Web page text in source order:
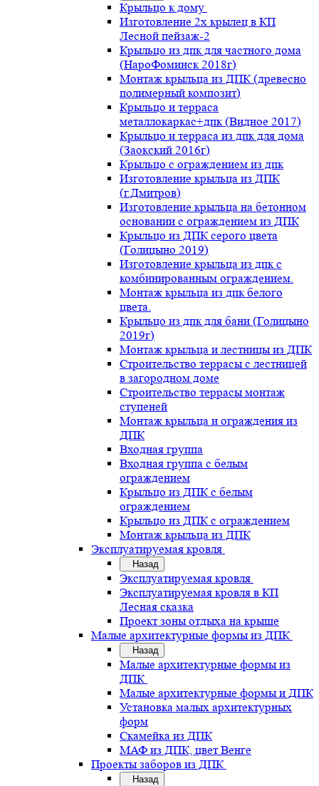
Крыльцо к дому
Изготовление 2х крылец в КП
Лесной пейзаж-2
Крыльцо из дпк для частного дома
(НароФоминск 2018г)
Монтаж крыльца из ДПК (древесно
полимерный композит)
Крыльцо и терраса
металлокаркас+дпк (Видное 2017)
Крыльцо и терраса из дпк для дома
(Заокский 2016г)
Крыльцо с ограждением из дпк
Изготовление крыльца из ДПК
(г.Дмитров)
Изготовление крыльца на бетонном
основании с ограждением из ДПК
Крыльцо из ДПК серого цвета
(Голицыно 2019)
Изготовление крыльца из дпк с
комбинированным ограждением.
Монтаж крыльца из дпк белого
цвета.
Крыльцо из дпк для бани (Голицыно
2019г)
Монтаж крыльца и лестницы из ДПК
Строительство террасы с лестницей
в загородном доме
Строительство террасы монтаж
ступеней
Монтаж крыльца и ограждения из
ДПК
Входная группа
Входная группа с белым
ограждением
Крыльцо из ДПК с белым
ограждением
Крыльцо из ДПК с ограждением
Монтаж крыльца из ДПК
Эксплуатируемая кровля
Назад
Эксплуатируемая кровля
Эксплуатируемая кровля в КП
Лесная сказка
Проект зоны отдыха на крыше
Малые архитектурные формы из ДПК
Назад
Малые архитектурные формы из
ДПК
Малые архитектурные формы и ДПК
Установка малых архитектурных
форм
Скамейка из ДПК
МАФ из ДПК, цвет Венге
Проекты заборов из ДПК
Назад